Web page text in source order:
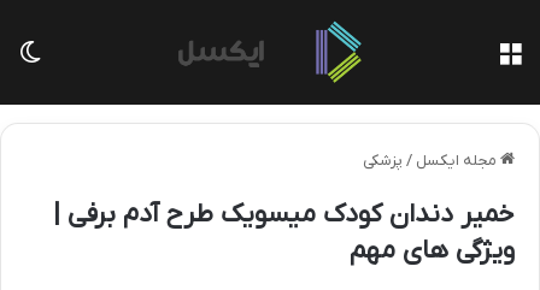
مجله ایکسل / پزشکی
خمیر دندان کودک میسویک طرح آدم برفی |
ویژگی های مهم